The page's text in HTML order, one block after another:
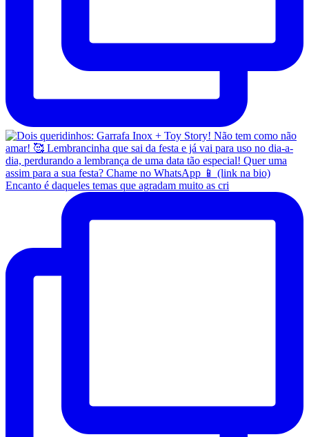
Encanto é daqueles temas que agradam muito as cri